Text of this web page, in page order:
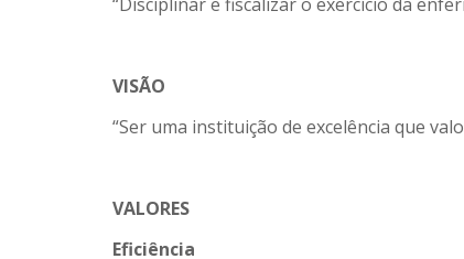
VISÃO
“Ser uma instituição de excelência que
VALORES
Eficiência